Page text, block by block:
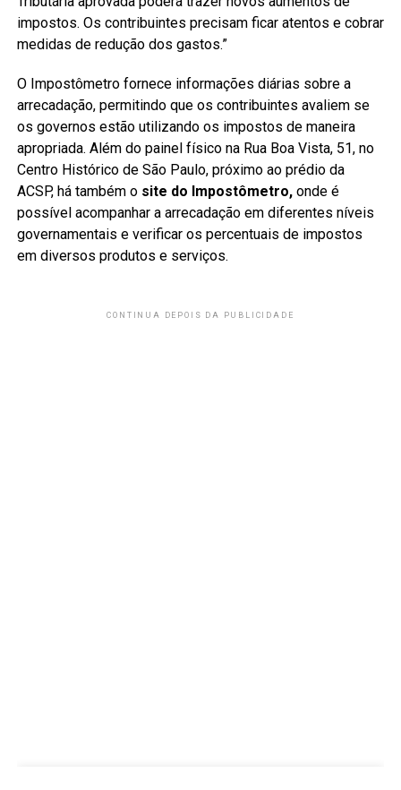
impostos. Os contribuintes precisam ficar atentos e cobrar
medidas de redução dos gastos.”
O Impostômetro fornece informações diárias sobre a
arrecadação, permitindo que os contribuintes avaliem se
os governos estão utilizando os impostos de maneira
apropriada. Além do painel físico na Rua Boa Vista, 51, no
Centro Histórico de São Paulo, próximo ao prédio da
ACSP, há também osite do Impostômetro,onde é
possível acompanhar a arrecadação em diferentes níveis
governamentais e verificar os percentuais de impostos
em diversos produtos e serviços.
CONTINUA DEPOIS DA PUBLICIDADE